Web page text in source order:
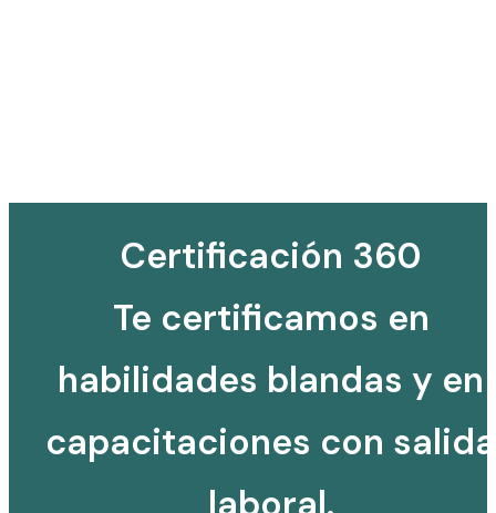
Certificación 360
Te certificamos en
habilidades blandas y en
capacitaciones con salida